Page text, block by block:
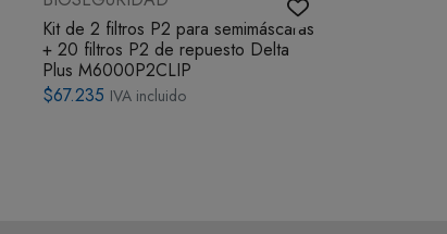
Kit de 2 filtros P2 para semimáscaras
+ 20 filtros P2 de repuesto Delta
Plus M6000P2CLIP
$67.235 IVA incluido